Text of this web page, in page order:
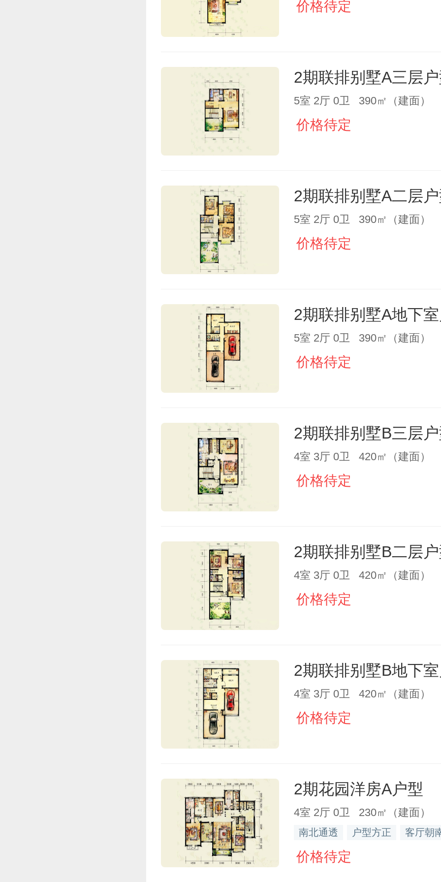
价格待定
2期联排别墅A三层
5室 2厅 0卫 390㎡（建面）
价格待定
2期联排别墅A二层
5室 2厅 0卫 390㎡（建面）
价格待定
2期联排别墅A地下
5室 2厅 0卫 390㎡（建面）
价格待定
2期联排别墅B三层
4室 3厅 0卫 420㎡（建面）
价格待定
2期联排别墅B二层
4室 3厅 0卫 420㎡（建面）
价格待定
2期联排别墅B地下
4室 3厅 0卫 420㎡（建面）
价格待定
2期花园洋房A户型
4室 2厅 0卫 230㎡（建面）
南北通透 户型方正 客厅朝
价格待定